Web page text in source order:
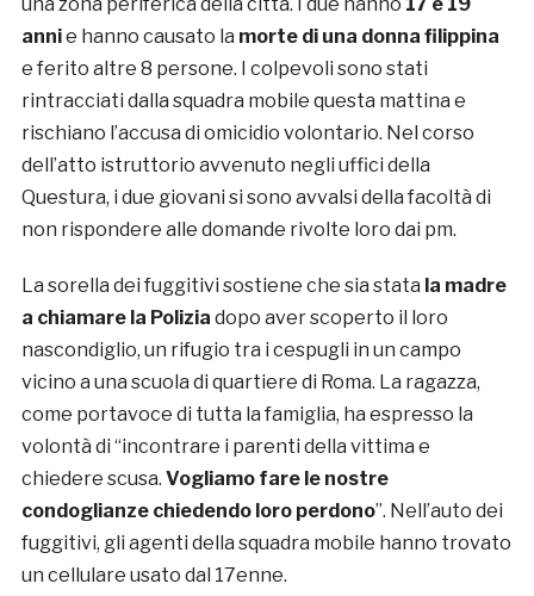
annie hanno causato la morte di una donna filippina
e ferito altre 8 persone. I colpevoli sono stati
rintracciati dalla squadra mobile questa mattina e
rischiano l’accusa di omicidio volontario. Nel corso
dell’atto istruttorio avvenuto negli uffici della
Questura, i due giovani si sono avvalsi della facoltà di
non rispondere alle domande rivolte loro dai pm.
La sorella dei fuggitivi sostiene che sia stata la madre
a chiamare la Polizia dopo aver scoperto il loro
nascondiglio, un rifugio tra i cespugli in un campo
vicino a una scuola di quartiere di Roma. La ragazza,
come portavoce di tutta la famiglia, ha espresso la
volontà di “incontrare i parenti della vittima e
chiedere scusa. Vogliamo fare le nostre
condoglianze chiedendo loro perdono”. Nell’auto dei
fuggitivi, gli agenti della squadra mobile hanno trovato
un cellulare usato dal 17enne.